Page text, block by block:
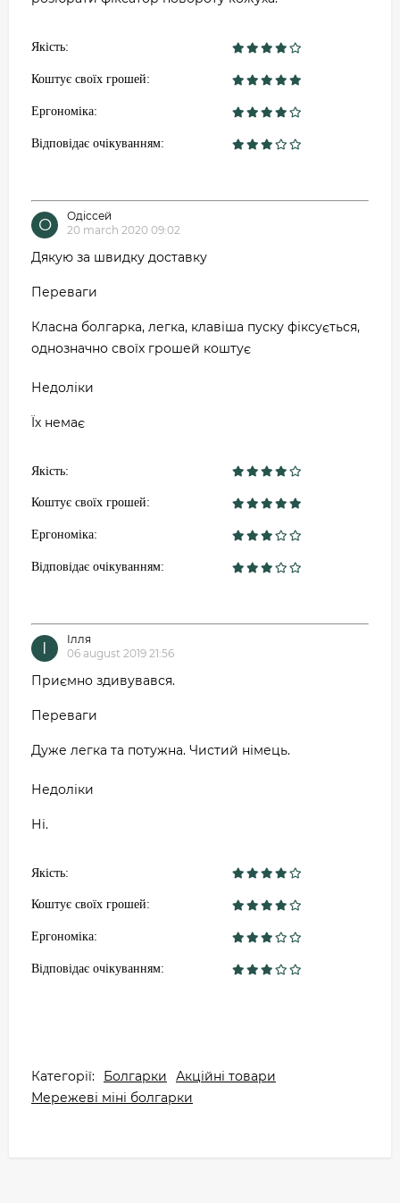
Якість:
Коштує своїх грошей:
Ергономіка:
Відповідає очікуванням:
О
Одіссей
20 march 2020 09:02
Дякую за швидку доставку
Переваги
Класна болгарка, легка, клавіша пуску фіксується,
однозначно своїх грошей коштує
Недоліки
Їх немає
Якість:
Коштує своїх грошей:
Ергономіка:
Відповідає очікуванням:
І
Ілля
06 august 2019 21:56
Приємно здивувався.
Переваги
Дуже легка та потужна. Чистий німець.
Недоліки
Ні.
Якість:
Коштує своїх грошей:
Ергономіка:
Відповідає очікуванням:
Категорії: Болгарки
Акційні товари
Мережеві міні болгарки